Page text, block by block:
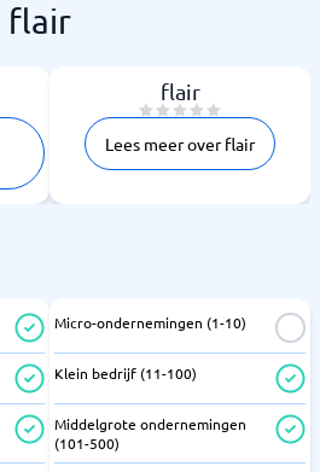
flair
flair
Lees meer over flair
Micro-ondernemingen (1-10)
Klein bedrijf (11-100)
Middelgrote ondernemingen
(101-500)